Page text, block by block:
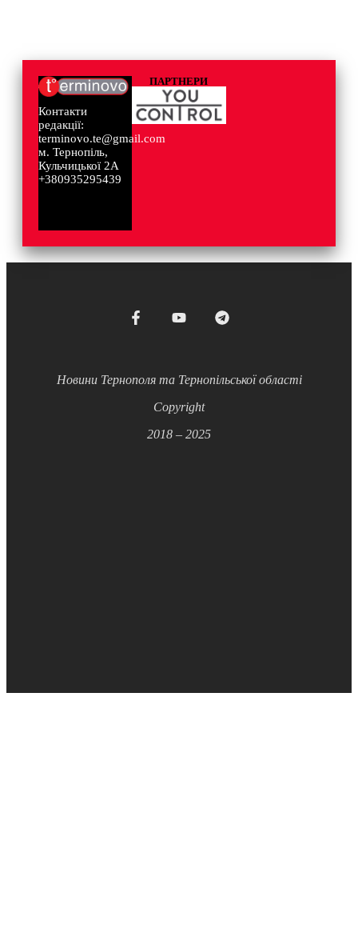
Контакти
редакції:
terminovo.te@gmail.com
м. Тернопіль,
Кульчицької 2А
+380935295439
ПАРТНЕРИ
Новини Тернополя та Тернопільської області
Copyright
2018 – 2025